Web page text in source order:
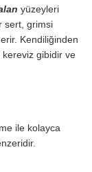
yüzeyleri
sert, grimsi
Kendiliğinden
kereviz gibidir ve
ile kolayca